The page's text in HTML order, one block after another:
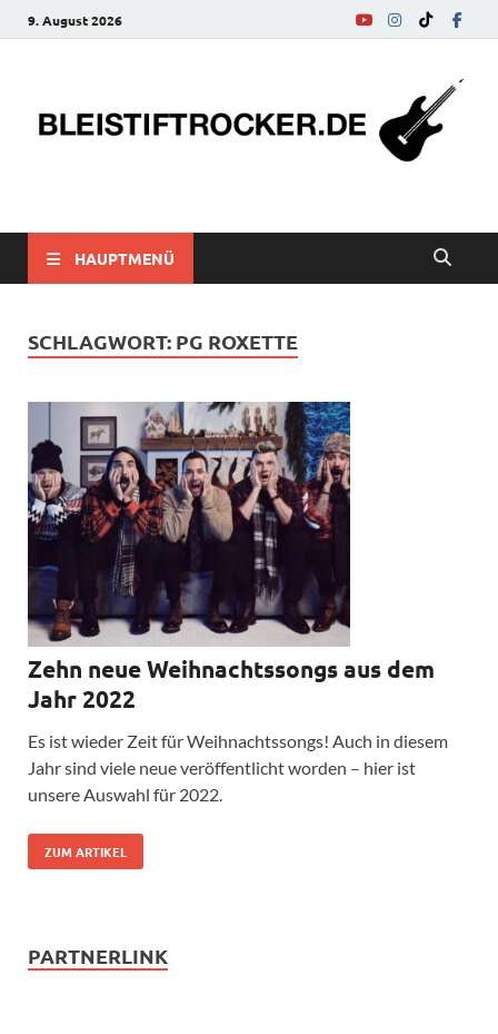
9. August 2026
bleistiftrocker.de
HAUPTMENÜ
SCHLAGWORT: PG ROXETTE
Zehn neue Weihnachtssongs aus dem
Jahr 2022
Es ist wieder Zeit für Weihnachtssongs! Auch in diesem
Jahr sind viele neue veröffentlicht worden – hier ist
unsere Auswahl für 2022.
ZUM ARTIKEL
PARTNERLINK